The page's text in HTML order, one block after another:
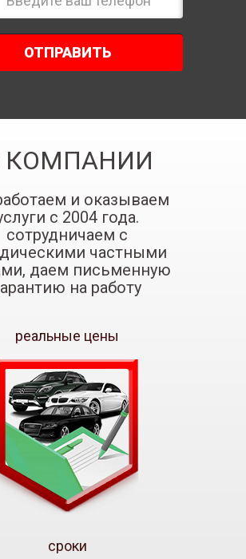
ОТПРАВИТЬ
КОМПАНИИ
и оказываем
с 2004 года.
сотрудничаем с
частными
даем письменную
на работу
реальные цены
сроки